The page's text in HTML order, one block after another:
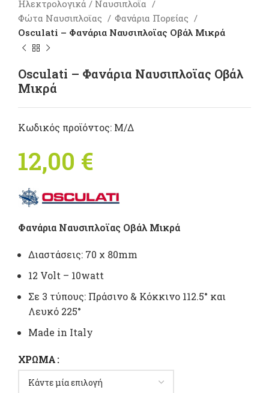
Ηλεκτρολογικά / Ναυσιπλοϊα
Φώτα Ναυσιπλοϊας
Φανάρια Πορείας
Osculati – Φανάρια Ναυσιπλοϊας Οβάλ Mικρά
Osculati – Φανάρια Ναυσιπλοϊας Οβάλ
Mικρά
Κωδικός προϊόντος: Μ/Δ
12,00 €
Φανάρια Ναυσιπλοϊας Οβάλ Mικρά
Διαστάσεις: 70 χ 80mm
12 Volt – 10watt
Σε 3 τύπους: Πράσινο & Κόκκινο 112.5° και
Λευκό 225°
Made in Italy
ΧΡΏΜΑ